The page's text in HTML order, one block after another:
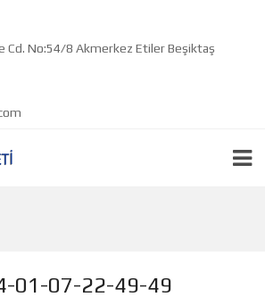
Cd. No:54/8 Akmerkez Etiler Beşiktaş
01-07-22-49-49